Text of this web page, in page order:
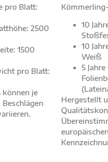
pro Blatt:
2500
1500
pro Blatt:
können je
10
10
Weiß
5
Hergestellt